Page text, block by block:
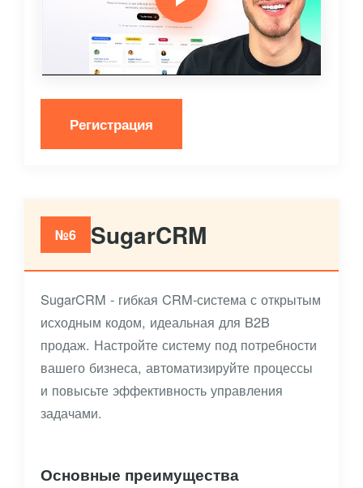
Регистрация
№6 SugarCRM
SugarCRM - гибкая CRM-система с открытым
исходным кодом, идеальная для B2B
продаж. Настройте систему под потребности
вашего бизнеса, автоматизируйте процессы
и повысьте эффективность управления
задачами.
Основные преимущества